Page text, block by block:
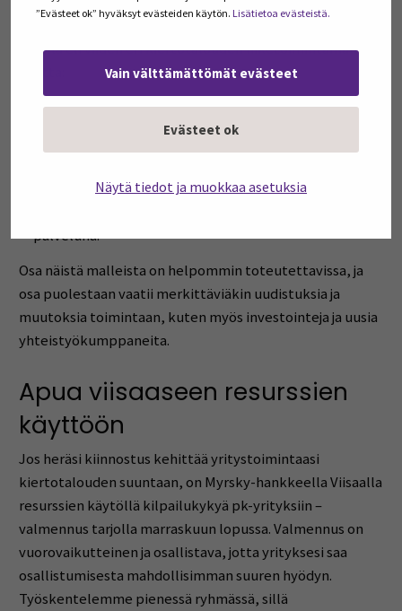
”Evästeet ok” hyväksyt evästeiden käytön. Lisätietoa evästeistä.
Vain välttämättömät evästeet
Evästeet ok
Näytä tiedot ja muokkaa asetuksia
tavalla eli viiden eri kiertotalouden liiketoimintamallin
Jakamisalustojen hyödyntäminen.
palveluna.
Osa näistä malleista on helpommin toteutettavissa, ja
osa puolestaan vaatii merkittäviäkin uudistuksia ja
muutoksia toimintaan, kuten myös investointeja ja uusia
yhteistyökumppaneita.
Apua viisaaseen resurssien
käyttöön
Jos heräsi kiinnostus kehittää yritystoimintaasi
kiertotalouden suuntaan, on Myrsky-hankkeella Viisaalla
resurssien käytöllä kilpailukykyä pk-yrityksiin –
valmennus tarjolla marraskuun lopussa. Valmennus on
vuorovaikutteinen ja osallistava, jotta yrityksesi saa
osallistumisesta mahdollisimman suuren hyödyn.
Työskentelemme pienessä ryhmässä, sillä